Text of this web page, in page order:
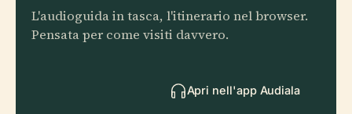
L'audioguida in tasca, l'itinerario nel browser.
Pensata per come visiti davvero.
Apri nell'app Audiala